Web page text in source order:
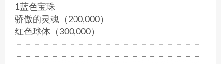
1蓝色宝珠
骄傲的灵魂（200,000）
红色球体（300,000）
－－－－－－－－－－－－－－－－－－－－－
－－－－－－－－－－－－－－－－－－－－－